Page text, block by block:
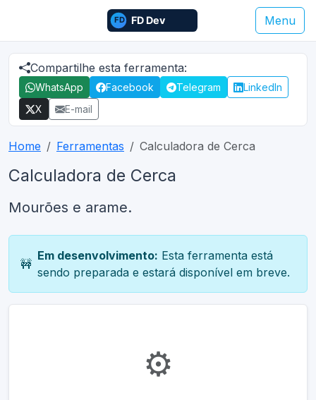
Menu
Compartilhe esta ferramenta:
WhatsApp Facebook Telegram
LinkedIn
X
E-mail
Home Ferramentas Calculadora de Cerca
Calculadora de Cerca
Mourões e arame.
🚧
Em desenvolvimento: Esta ferramenta está
sendo preparada e estará disponível em breve.
⚙️